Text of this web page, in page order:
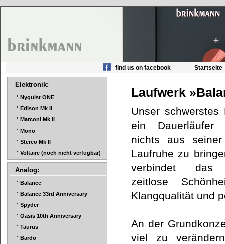
find us on facebook Startseite
Elektronik:
Nyquist ONE
Edison Mk II
Marconi Mk II
Mono
Stereo Mk II
Voltaire (noch nicht verfügbar)
Analog:
Balance
Balance 33rd Anniversary
Spyder
Oasis 10th Anniversary
Taurus
Bardo
Laufwerk
Unser schwerstes
ein Dauerläufer
nichts aus seiner
Laufruhe zu
verbindet das
zeitlose
Klangqualität und
An der
viel zu